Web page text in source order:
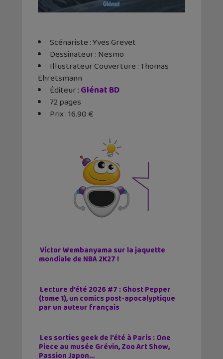
Scénariste : Yves Grevet
Dessinateur : Nesmo
Illustrateur Couverture : Thomas
Ehretsmann
Éditeur : ‎Glénat BD
72 pages
Prix : 16.90 €
Victor Wembanyama sur la jaquette
mondiale de NBA 2K27 !
Lecture d’été 2026 #7 : Ghost Pepper
(tome 1), un comics post-apocalyptique
par un auteur français
Les sorties geek de l’été à Paris : One
Piece au musée Grévin, Zoo Art Show,
Passion Japon…